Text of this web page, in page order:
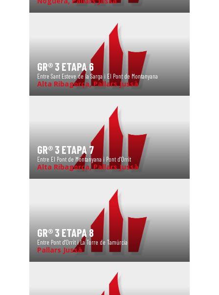
GR® 3 ETAPA 6
Entre Sant Esteve de la Sarga i El Pont de Montanyana
Alta Ribagorça, Pallars Jussà
GR® 3 ETAPA 7
Entre El Pont de Montanyana i Pont d'Orrit
Alta Ribagorça, Pallars Jussà
GR® 3 ETAPA 8
Entre Pont d'Orrit i La Torre de Tamúrcia
Pallars Jussà